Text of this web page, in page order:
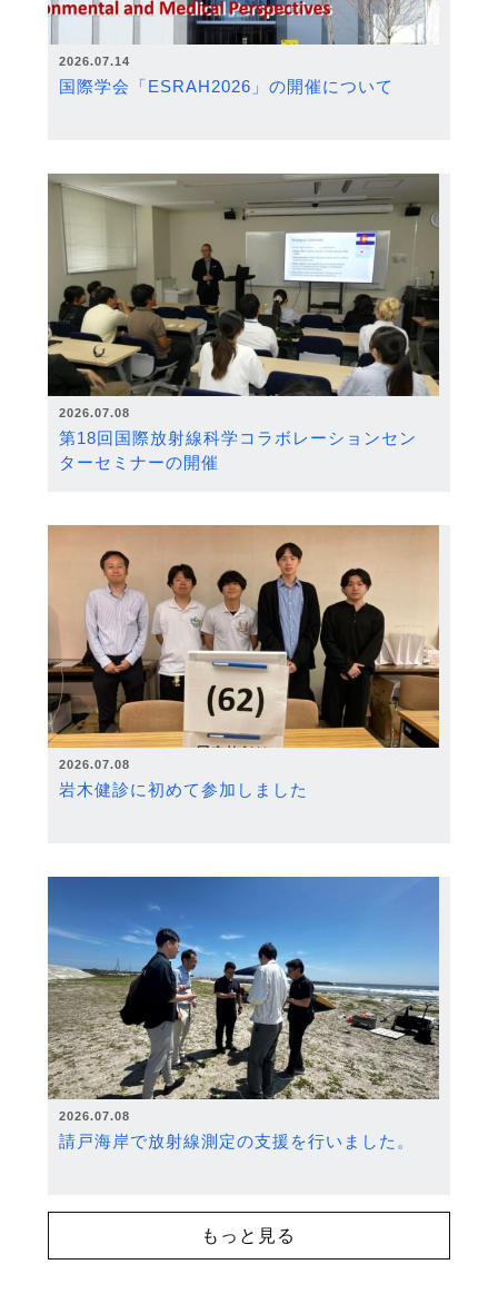
2026.07.14
国際学会「ESRAH2026」の開催について
2026.07.08
第18回国際放射線科学コラボレーションセン
ターセミナーの開催
2026.07.08
岩木健診に初めて参加しました
2026.07.08
請戸海岸で放射線測定の支援を行いました。
もっと見る